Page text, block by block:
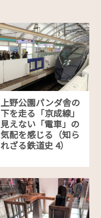
上野公園パンダ舎の
下を走る「京成線」
見えない「電車」の
気配を感じる（知ら
れざる鉄道史 4）